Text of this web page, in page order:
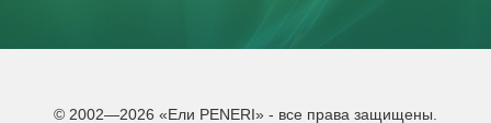
© 2002—2026 «Ели PENERI» - все права защищены.